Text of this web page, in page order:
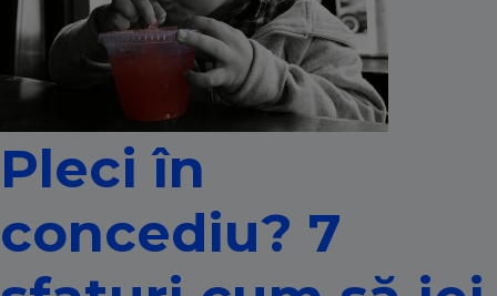
Pleci în
concediu? 7